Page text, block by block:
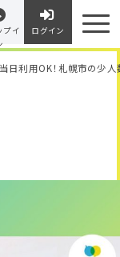
プイ
ログイン
当日利用OK！札幌市の少